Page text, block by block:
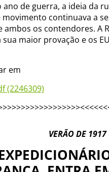
de guerra, a ideia da
continuava a
os contendores. A
maior provação e os
em
(2246309)
VERÃO DE 1917